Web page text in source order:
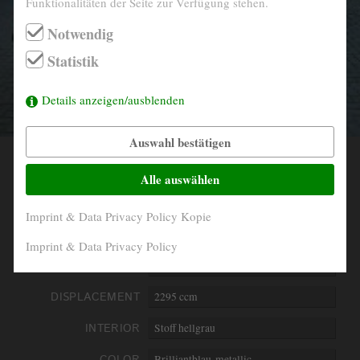
DISPLACEMENT 2295 ccm
INTERIOR Stoff hellgrau
Notwendig
Statistik
Details anzeigen/ausblenden
Auswahl bestätigen
Alle auswählen
Imprint & Data Privacy Policy Kopie
Imprint & Data Privacy Policy